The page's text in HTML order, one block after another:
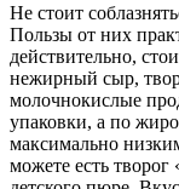
Не стоит
Пользы от них
действительно,
нежирный сыр,
молочнокислые
упаковки, а по
максимально
можете есть